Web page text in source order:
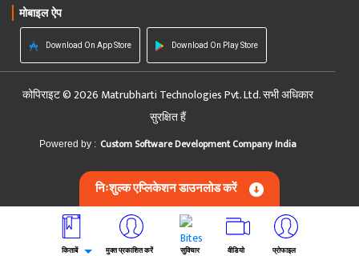
मोबाइल ऐप
Download On App Store Download On Play Store
कोपिराइट © 2026 Matrubharti Technologies Pvt. Ltd. सभी अधिकार
सुरक्षित हैं
Powered by : Custom Software Development Company India
निःशुल्क एप्लिकेशन डाउनलोड करें
किताबें मुक्त प्रकाशित करें सुविचार वीडियो प्रोफाइल